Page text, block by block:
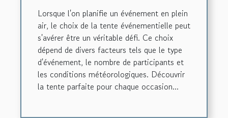
Lorsque l'on planifie un événement en plein
air, le choix de la tente événementielle peut
s'avérer être un véritable défi. Ce choix
dépend de divers facteurs tels que le type
d'événement, le nombre de participants et
les conditions météorologiques. Découvrir
la tente parfaite pour chaque occasion...